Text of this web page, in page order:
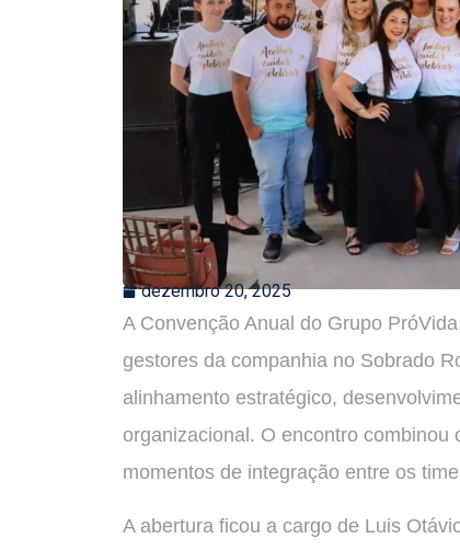
dezembro 20, 2025
A Convenção Anual do Grupo
gestores da companhia no Sobrado
alinhamento estratégico,
organizacional. O encontro
momentos de integração entre os
A abertura ficou a cargo de Luis